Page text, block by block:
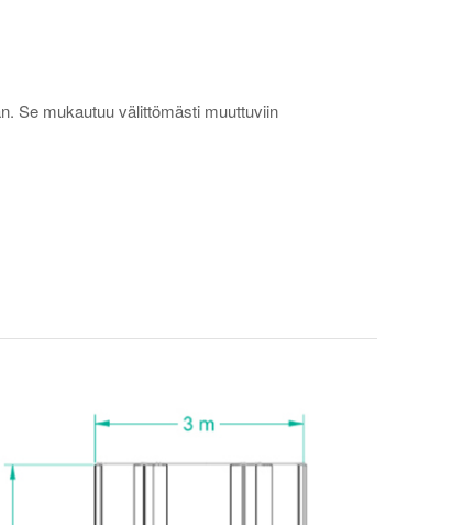
Se mukautuu välittömästi muuttuviin